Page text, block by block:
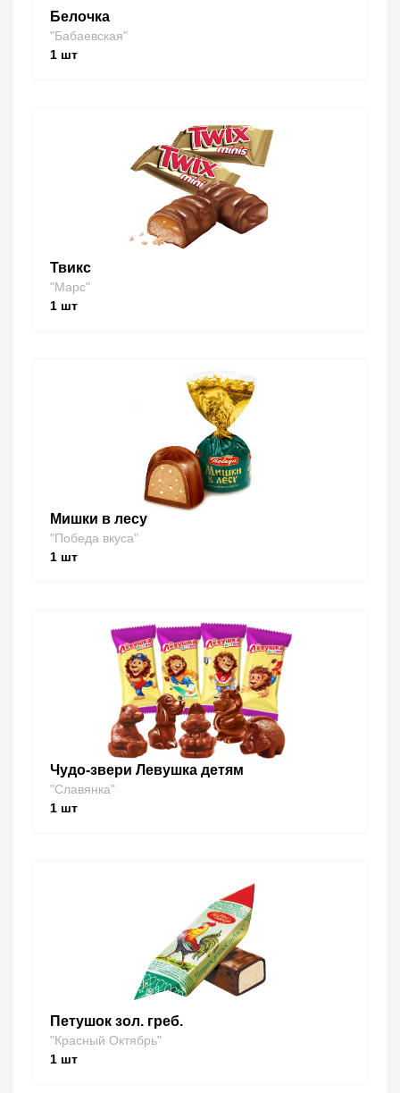
Белочка
"Бабаевская"
1 шт
Твикс
"Марс"
1 шт
Мишки в лесу
"Победа вкуса"
1 шт
Чудо-звери Левушка детям
"Славянка"
1 шт
Петушок зол. греб.
"Красный Октябрь"
1 шт